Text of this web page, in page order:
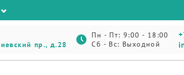
пр., д.28
Пн - Пт: 9:00 - 18:00
Сб - Вс: Выходной